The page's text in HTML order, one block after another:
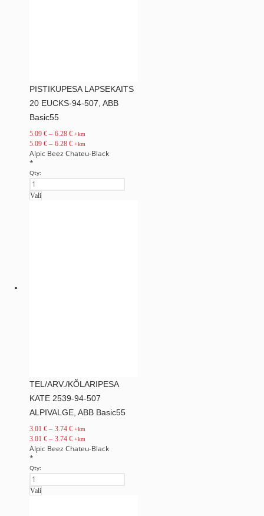
PISTIKUPESA LAPSEKAITS
20 EUCKS-94-507, ABB
Basic55
5.09€ – 6.28 € +km
5.09€ – 6.28 € +km
Alpic Beez Chateu-Black
*
Qty:
Vali
TEL/ARV./KÕLARIPESA
KATE 2539-94-507
ALPIVALGE, ABB Basic55
3.01€ – 3.74 € +km
3.01€ – 3.74 € +km
Alpic Beez Chateu-Black
*
Qty:
Vali